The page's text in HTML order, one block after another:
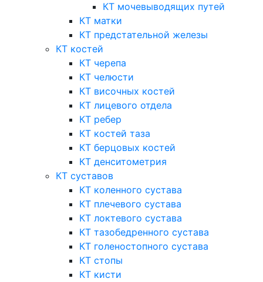
КТ мочевыводящих путей
КТ матки
КТ предстательной железы
КТ костей
КТ черепа
КТ челюсти
КТ височных костей
КТ лицевого отдела
КТ ребер
КТ костей таза
КТ берцовых костей
КТ денситометрия
КТ суставов
КТ коленного сустава
КТ плечевого сустава
КТ локтевого сустава
КТ тазобедренного сустава
КТ голеностопного сустава
КТ стопы
КТ кисти